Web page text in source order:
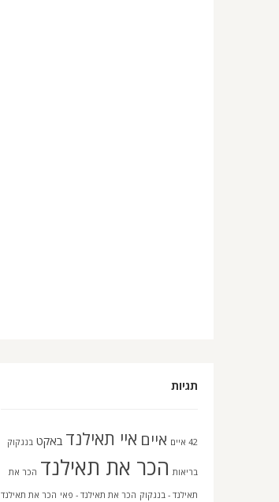
תגיות
42 איים איים איי תאילנד באקט בנגקוק
בריאות הכר את תאילנד הכר את
תאילנד - בנגקוק הכר את תאילנד - פאי הכר את תאילנד